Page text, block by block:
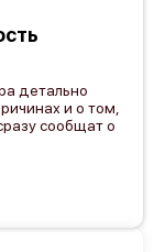
детально
и о том,
сообщат о